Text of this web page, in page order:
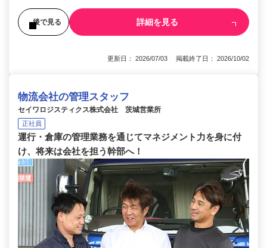
後で見る 詳細を見る
更新日： 2026/07/03 掲載終了日： 2026/10/02
物流会社の管理スタッフ
セイワロジスティクス株式会社 茨城営業所
正社員
運行・倉庫の管理業務を通じてマネジメント力を身に付
け、将来は会社を担う幹部へ！